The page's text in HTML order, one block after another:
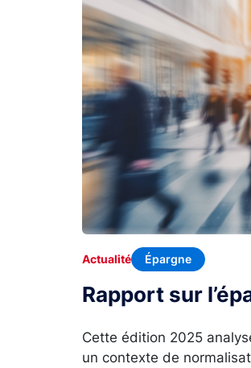
Rapport sur
Actualité Épargne
Cette édition 2025
un contexte de